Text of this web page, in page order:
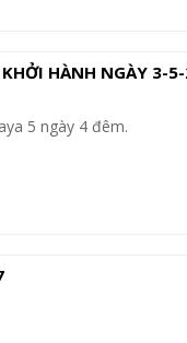
HÀNH NGÀY 3-
5 ngày 4 đêm.